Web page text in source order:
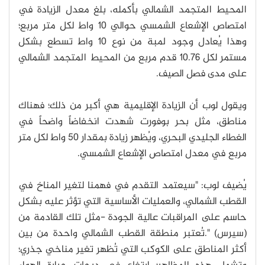
المحيط المتجمد الشمالي بأكمله، بلغ معدل الزيادة في
امتصاص الإشعاع الشمسي حوالي 10 واط لكل متر مربع؛
وهذا يُعادل وجود لمبة من نوع 10 واط تسطع بشكل
مستمر لكل 10.76 قدم مربع من المحيط المتجمد الشمالي
على مدى فصل الصيف.
ويقول لوب أن الزيادة الإقليمية هي أكبر من ذلك؛ فهناك
مناطق، مثل بحر بوفورت شهدت انخفاضاً واضحاً في
الغطاء الجليدي البحري، ويُظهر زيادة بمقدار 50 واط لكل متر
مربع في معدل امتصاص الإشعاع الشمسي.
يُضيف لوب: "سيعتمد التقدم في فهمنا لتغير المناخ في
القطب الشمالي، والعمليات الأساسية التي تؤثر عليه بشكل
حاسم على المراقبات عالية الجودة -مثل تلك القادمة من
(سيرس) ".تُعتبر منطقة القطب الشمالي واحدة من بين
أكثر المناطق على الكوكب التي تُظهر تغير مناخي جذري؛